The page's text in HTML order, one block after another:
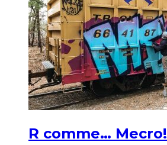
R comme… Mecro!